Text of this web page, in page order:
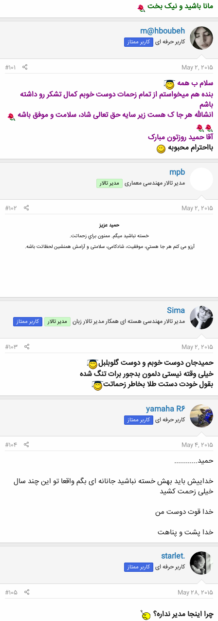
مانا باشید و نیک بخت
m@hboubeh
کاربر حرفه ای کاربر ممتاز
May 2, 2015
#101
سلام ب همه
بنده هم میخواستم از تمام زحمات دوست خوبم کمال تشکر رو داشته
باشم
انشالله هر جا ک هست زیر سایه حق تعالی شاد، سلامت و موفق باشه
آقا حمید روزتون مبارک
بااحترام محبوبه
mpb
مدیر تالار مهندسی معماری مدیر تالار
May 2, 2015
#102
حمید عزیز
خسته نباشيد ميگم. ممنون براي زحماتت.
آرزو می کنم هر جا هستي، موفقیت، شادکامی، سلامتی و آرامش همنشین لحظاتت باشه.
Sima
مدیر تالار مهندسی هسته ای همکار مدیر تالار زبان مدیر تالار کاربر ممتاز
May 2, 2015
#103
حمیدجان دوست خوبم و دوست گلوبلبل
خیلی وقته نیستی دلمون بدجور برات تنگ شده
بقول خودت دستت طلا بخاطر زحماتت
yamaha R6
کاربر حرفه ای کاربر ممتاز
May 4, 2015
#104
حمید............
خداییش باید بهش خسته نباشید جانانه ای بگم واقعا تو این چند سال
خیلی زحمت کشید
خدا قوت دوست من
خدا پشت و پناهت
starlet.
کاربر حرفه ای کاربر ممتاز
May 28, 2015
#105
چرا اینجا مدیر نداره؟